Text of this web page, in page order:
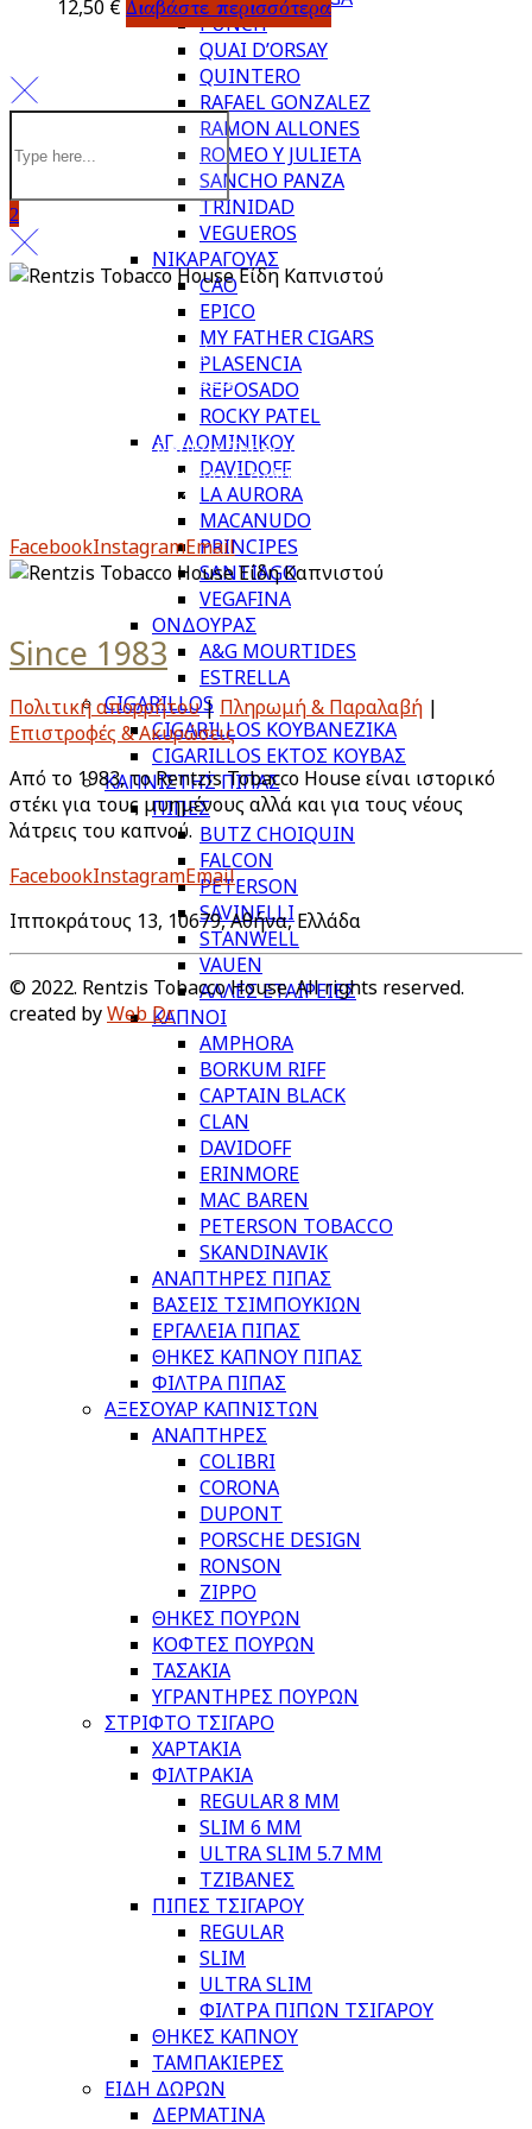
PUNCH
QUAI D’ORSAY
QUINTERO
RAFAEL GONZALEZ
RAMON ALLONES
ROMEO Y JULIETA
SANCHO PANZA
TRINIDAD
VEGUEROS
ΝΙΚΑΡΑΓΟΥΑΣ
CAO
EPICO
MY FATHER CIGARS
PLASENCIA
REPOSADO
ROCKY PATEL
ΑΓ. ΔΟΜΙΝΙΚΟΥ
DAVIDOFF
LA AURORA
MACANUDO
PRINCIPES
SANTIAGO
VEGAFINA
ΟΝΔΟΥΡΑΣ
A&G MOURTIDES
ESTRELLA
CIGARILLOS
CIGARILLOS ΚΟΥΒΑΝΕΖΙΚΑ
CIGARILLOS ΕΚΤΟΣ ΚΟΥΒΑΣ
ΚΑΠΝΙΣΤΗΣ ΠΙΠΑΣ
ΠΙΠΕΣ
BUTZ CHOIQUIN
FALCON
PETERSON
SAVINELLI
STANWELL
VAUEN
ΑΛΛΕΣ ΕΤΑΙΡΕΙΕΣ
ΚΑΠΝΟΙ
AMPHORA
BORKUM RIFF
CAPTAIN BLACK
CLAN
DAVIDOFF
ERINMORE
MAC BAREN
PETERSON TOBACCO
SKANDINAVIK
ΑΝΑΠΤΗΡΕΣ ΠΙΠΑΣ
ΒΑΣΕΙΣ ΤΣΙΜΠΟΥΚΙΩΝ
ΕΡΓΑΛΕΙΑ ΠΙΠΑΣ
ΘΗΚΕΣ ΚΑΠΝΟΥ ΠΙΠΑΣ
ΦΙΛΤΡΑ ΠΙΠΑΣ
ΑΞΕΣΟΥΑΡ ΚΑΠΝΙΣΤΩΝ
ΑΝΑΠΤΗΡΕΣ
COLIBRI
CORONA
DUPONT
PORSCHE DESIGN
RONSON
ZIPPO
ΘΗΚΕΣ ΠΟΥΡΩΝ
ΚΟΦΤΕΣ ΠΟΥΡΩΝ
ΤΑΣΑΚΙΑ
ΥΓΡΑΝΤΗΡΕΣ ΠΟΥΡΩΝ
ΣΤΡΙΦΤΟ ΤΣΙΓΑΡΟ
ΧΑΡΤΑΚΙΑ
ΦΙΛΤΡΑΚΙΑ
REGULAR 8 MM
SLIM 6 MM
ULTRA SLIM 5.7 MM
ΤΖΙΒΑΝΕΣ
ΠΙΠΕΣ ΤΣΙΓΑΡΟΥ
REGULAR
SLIM
ULTRA SLIM
ΦΙΛΤΡΑ ΠΙΠΩΝ ΤΣΙΓΑΡΟΥ
ΘΗΚΕΣ ΚΑΠΝΟΥ
ΤΑΜΠΑΚΙΕΡΕΣ
ΕΙΔΗ ΔΩΡΩΝ
ΔΕΡΜΑΤΙΝΑ
12,50 € Διαβάστε περισσότερα
Πληρωμή & Παραλαβή
Επιστροφές & Ακυρώσεις
Από το 1983, το Rentzis Tobacco House είναι ιστορικό
στέκι για τους μυημένους αλλά και για τους νέους
λάτρεις του καπνού.
FacebookInstagramEmail
Since 1983
Πολιτική απορρήτου| Πληρωμή & Παραλαβή |
Επιστροφές & Ακυρώσεις
Από το 1983, το Rentzis Tobacco House είναι ιστορικό
στέκι για τους μυημένους αλλά και για τους νέους
λάτρεις του καπνού.
FacebookInstagramEmail
Ιπποκράτους 13, 10679, Αθήνα, Ελλάδα
© 2022. Rentzis Tobacco House. All rights reserved.
created byWeb Dr